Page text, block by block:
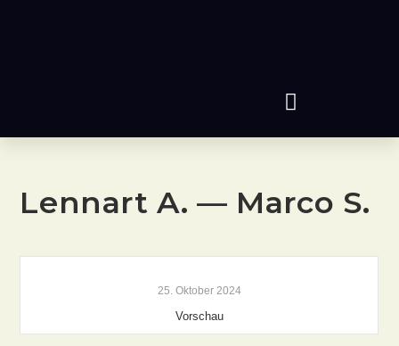
Lennart A. — Marco S.
25. Oktober 2024
Vorschau